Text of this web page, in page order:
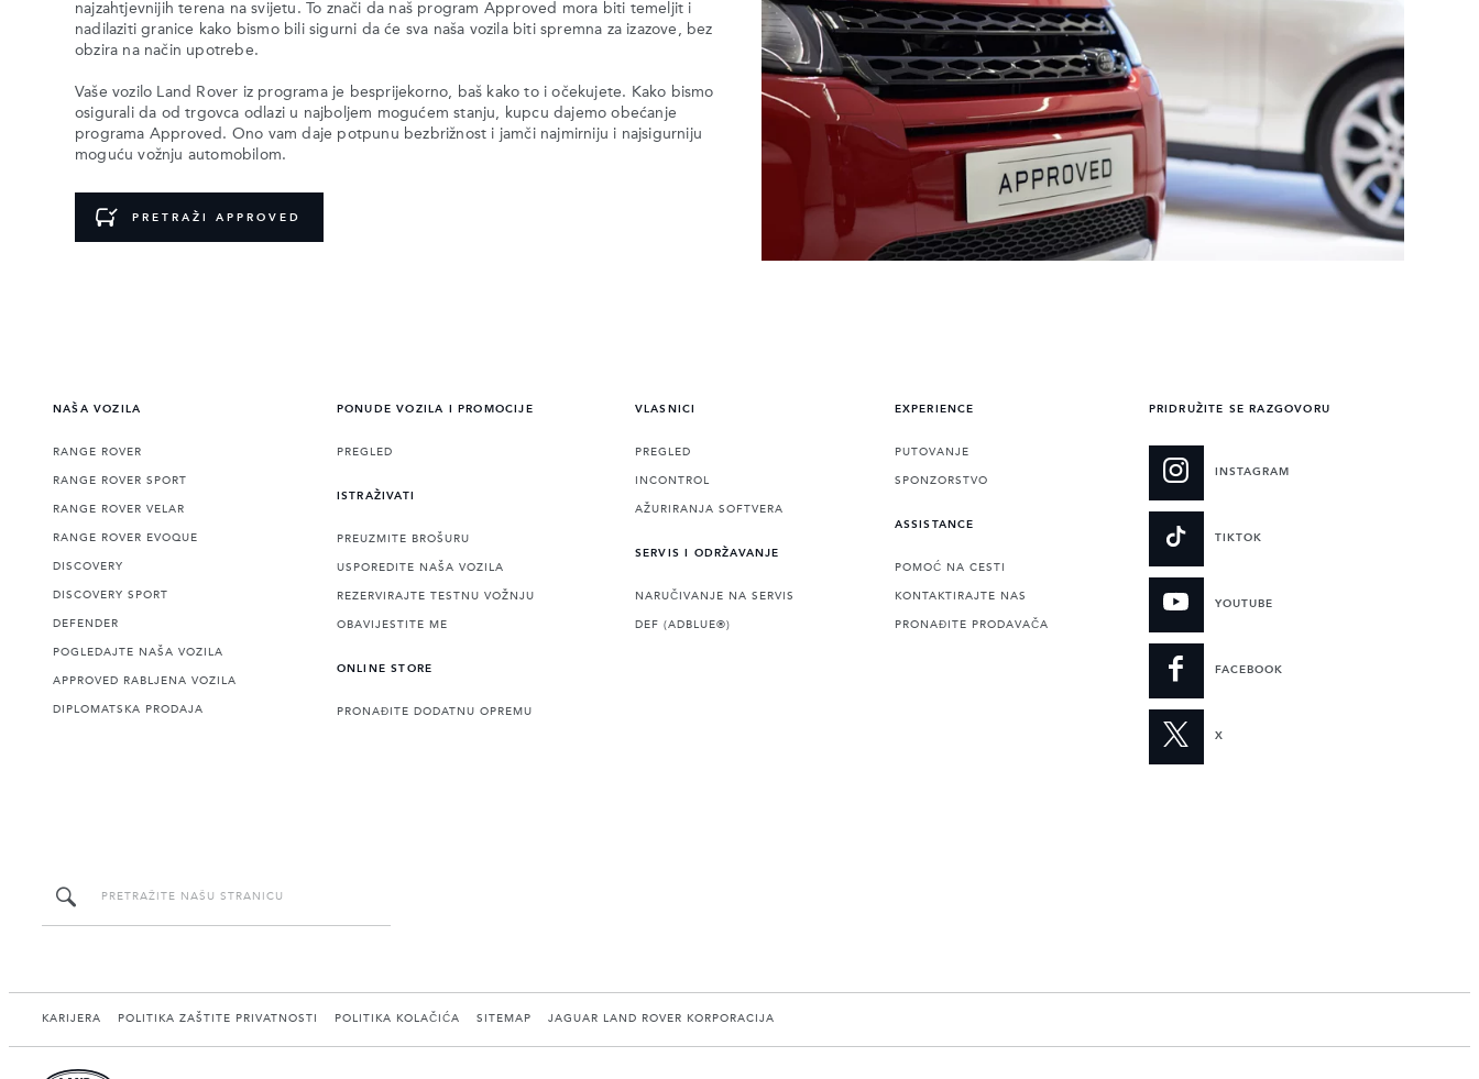
najzahtjevnijih terena na svijetu. To znači da naš program Approved mora biti temeljit i
nadilaziti granice kako bismo bili sigurni da će sva naša vozila biti spremna za izazove, bez
obzira na način upotrebe.
Vaše vozilo Land Rover iz programa je besprijekorno, baš kako to i očekujete. Kako bismo
osigurali da od trgovca odlazi u najboljem mogućem stanju, kupcu dajemo obećanje
programa Approved. Ono vam daje potpunu bezbrižnost i jamči najmirniju i najsigurniju
moguću vožnju automobilom.
PRETRAŽI APPROVED
NAŠA VOZILA
RANGE ROVER
RANGE ROVER SPORT
RANGE ROVER VELAR
RANGE ROVER EVOQUE
DISCOVERY
DISCOVERY SPORT
DEFENDER
POGLEDAJTE NAŠA VOZILA
APPROVED RABLJENA VOZILA
DIPLOMATSKA PRODAJA
PONUDE VOZILA I PROMOCIJE
PREGLED
ISTRAŽIVATI
PREUZMITE BROŠURU
USPOREDITE NAŠA VOZILA
REZERVIRAJTE TESTNU VOŽNJU
OBAVIJESTITE ME
ONLINE STORE
PRONAĐITE DODATNU OPREMU
VLASNICI
PREGLED
INCONTROL
AŽURIRANJA SOFTVERA
SERVIS I ODRŽAVANJE
NARUČIVANJE NA SERVIS
DEF (ADBLUE®)
EXPERIENCE
PUTOVANJE
SPONZORSTVO
ASSISTANCE
POMOĆ NA CESTI
KONTAKTIRAJTE NAS
PRONAĐITE PRODAVAČA
PRIDRUŽITE SE RAZGOVORU
INSTAGRAM
TIKTOK
YOUTUBE
FACEBOOK
X
KARIJERA POLITIKA ZAŠTITE PRIVATNOSTI POLITIKA KOLAČIĆA SITEMAP JAGUAR LAND ROVER KORPORACIJA